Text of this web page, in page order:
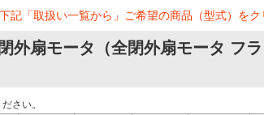
記「取扱い一覧から」ご希望の商品（型式）をク
外扇モータ（全閉外扇モータ フ
さい。